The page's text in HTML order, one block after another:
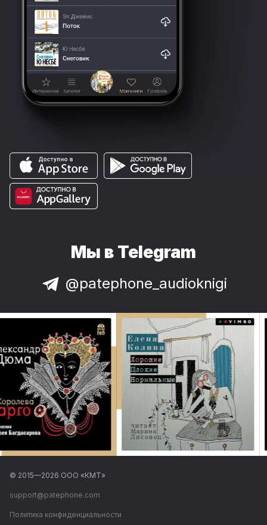
Мы в Telegram
@patephone_audioknigi
© 2015—2026 ООО «КМТ»
support@patephone.com
Политика конфиденциальности